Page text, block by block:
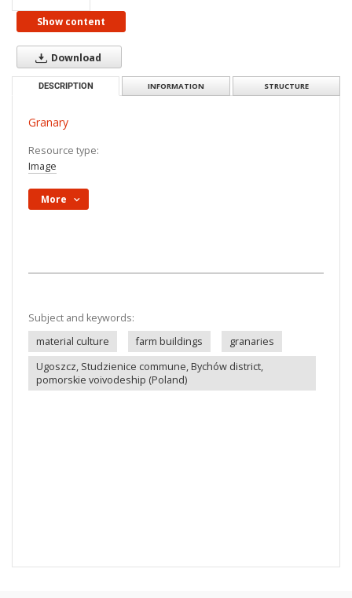
Show content
Download
DESCRIPTION INFORMATION STRUCTURE
Granary
Resource type:
Image
More
Subject and keywords:
material culture
farm buildings
granaries
Ugoszcz, Studzienice commune, Bychów district,
pomorskie voivodeship (Poland)